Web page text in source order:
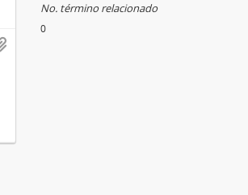
No. término relacionado
0